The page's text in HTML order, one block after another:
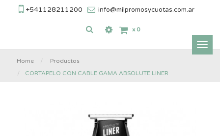
+541128211200 info@milpromosycuotas.com.ar
x 0
Home
Productos
CORTAPELO CON CABLE GAMA ABSOLUTE LINER